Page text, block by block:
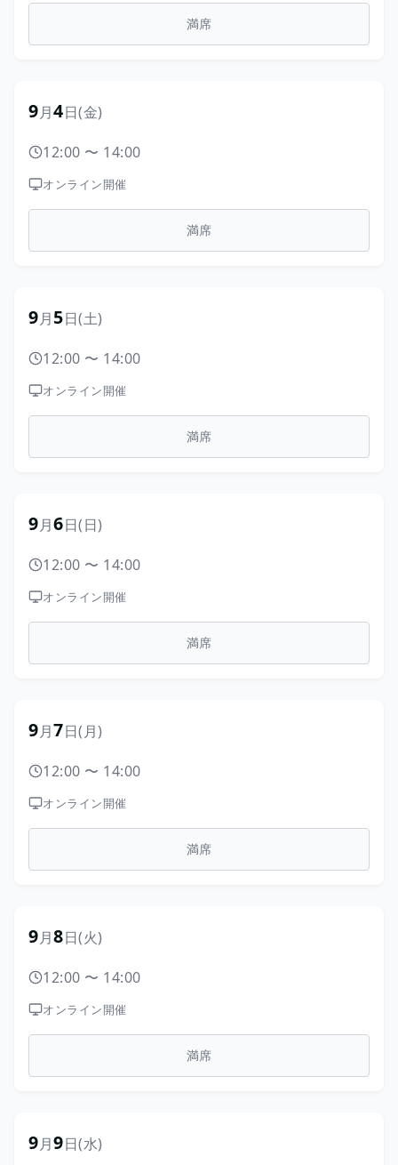
満席
9月4日(金)
12:00 〜 14:00
オンライン開催
満席
9月5日(土)
12:00 〜 14:00
オンライン開催
満席
9月6日(日)
12:00 〜 14:00
オンライン開催
満席
9月7日(月)
12:00 〜 14:00
オンライン開催
満席
9月8日(火)
12:00 〜 14:00
オンライン開催
満席
9月9日(水)